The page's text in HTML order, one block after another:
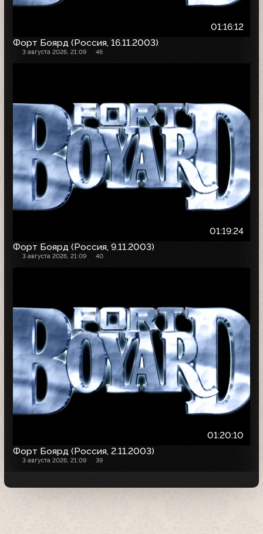
01:16:12
Форт Боярд (Россия, 16.11.2003)
3 августа 2026, 21:09 46
01:19:24
Форт Боярд (Россия, 9.11.2003)
3 августа 2026, 21:09 40
01:20:10
Форт Боярд (Россия, 2.11.2003)
3 августа 2026, 21:09 39